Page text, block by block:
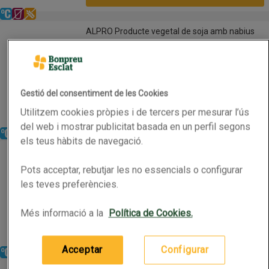
ALPRO Producte vegetal de soja amb nabius
Refrigerat
Sense lactosa
Sense gluten
ALPRO Producte vegetal de soja amb nabius
Preu
2,30 €
Afegeix
ALPRO Producte vegetal de soja amb préssec
Refrigerat
Sense lactosa
Sense gluten
3x2 Combina'ls com vulguis
Nom de l’oferta: 3x2 Combina'ls com vulguis, ,
Preu
2,30 €
GARDEN GOURMET Vuna
Refrigerat
Gestió del consentiment de les Cookies
Utilitzem cookies pròpies i de tercers per mesurar l’ús
del web i mostrar publicitat basada en un perfil segons
els teus hàbits de navegació.
Pots acceptar, rebutjar les no essencials o configurar
les teves preferències.
Més informació a la Política de Cookies.
Configurar
Acceptar